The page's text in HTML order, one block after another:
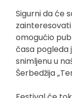
Sigurni da će
omogućio
časa pogleda
snimljenu u
Šerbedžija